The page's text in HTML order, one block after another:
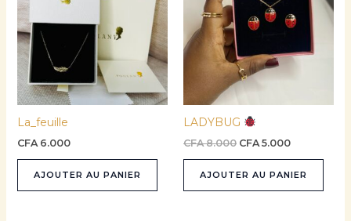
La_feuille
CFA6.000
AJOUTER AU PANIER
LADYBUG
CFA8.000
CFA 8.000.
CFA 5.000
CFA 5.000.
AJOUTER AU PANIER